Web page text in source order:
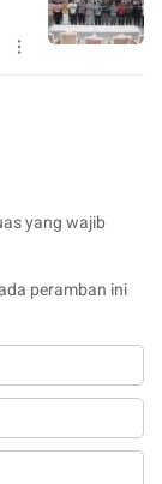
yang wajib
peramban ini